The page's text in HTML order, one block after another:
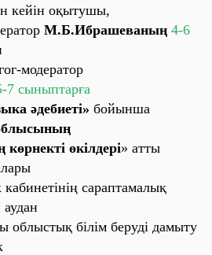
кейін оқытушы,
М.Б.Ибрашеваның 4-6
модератор
7 сыныптарға
әдебиеті» бойынша
өкілдері» атты
кабинетінің сараптамалық
облыстық білім беруді дамыту